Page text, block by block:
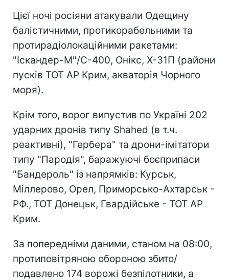
Цієї ночі росіяни атакували Одещину
балістичними, протикорабельними та
протирадіолокаційними ракетами:
"Іскандер-М"/С-400, Онікс, Х-31П (райони
пусків ТОТ АР Крим, акваторія Чорного
моря).
Крім того, ворог випустив по Україні 202
ударних дронів типу Shahed (в т.ч.
реактивні), "Гербера" та дрони-імітатори
типу "Пародія", баражуючі боєприпаси
"Бандероль" із напрямків: Курськ,
Міллерово, Орел, Приморсько-Ахтарськ -
РФ., ТОТ Донецьк, Гвардійське - ТОТ АР
Крим.
За попередніми даними, станом на 08:00,
протиповітряною обороною збито/
подавлено 174 ворожі безпілотники, а